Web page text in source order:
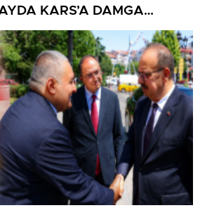
KARS’A DAMGA